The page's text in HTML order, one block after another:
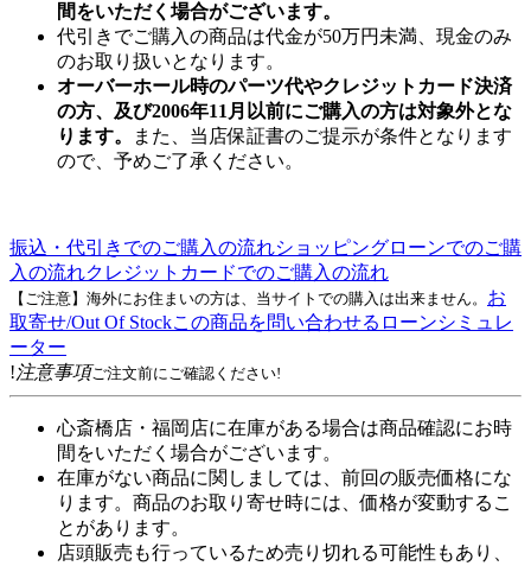
間をいただく場合がございます。
代引きでご購入の商品は代金が50万円未満、現金のみ
のお取り扱いとなります。
オーバーホール時のパーツ代やクレジットカード決済
の方、及び2006年11月以前にご購入の方は対象外とな
ります。
また、当店保証書のご提示が条件となります
ので、予めご了承ください。
振込・代引きでのご購入の流れショッピングローンでのご購
入の流れクレジットカードでのご購入の流れ
【ご注意】海外にお住まいの方は、当サイトでの購入は出来ません。 お
取寄せ/Out Of Stockこの商品を問い合わせる ローンシミュレ
ーター
!注意事項ご注文前にご確認ください!
心斎橋店・福岡店に在庫がある場合は商品確認にお時
間をいただく場合がございます。
在庫がない商品に関しましては、前回の販売価格にな
ります。商品のお取り寄せ時には、価格が変動するこ
とがあります。
店頭販売も行っているため売り切れる可能性もあり、